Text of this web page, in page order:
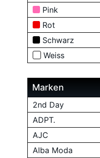
Pink
Rot
Schwarz
Weiss
Marken
2nd Day
ADPT.
AJC
Alba Moda